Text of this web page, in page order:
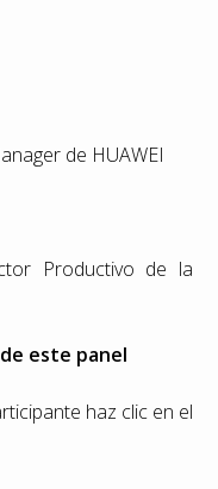
de HUAWEI
Productivo de la
este panel
haz clic en el